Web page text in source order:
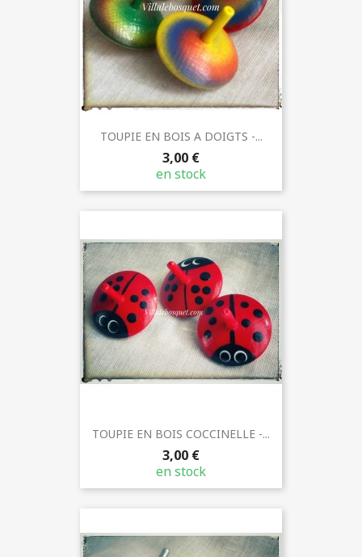
TOUPIE EN BOIS A DOIGTS -...
3,00 €
en stock
TOUPIE EN BOIS COCCINELLE -...
3,00 €
en stock